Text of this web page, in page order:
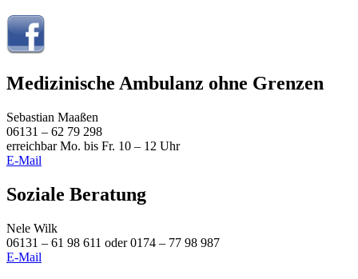
Medizinische Ambulanz ohne Grenzen
Sebastian Maaßen
06131 – 62 79 298
erreichbar Mo. bis Fr. 10 – 12 Uhr
E-Mail
Soziale Beratung
Nele Wilk
06131 – 61 98 611 oder 0174 – 77 98 987
E-Mail